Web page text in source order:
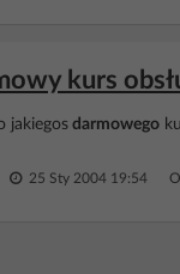
kurs
jakiegos darmowego
25 Sty 2004 19:54